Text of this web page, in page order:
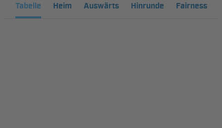
Tabelle Heim Auswärts Hinrunde Fairness